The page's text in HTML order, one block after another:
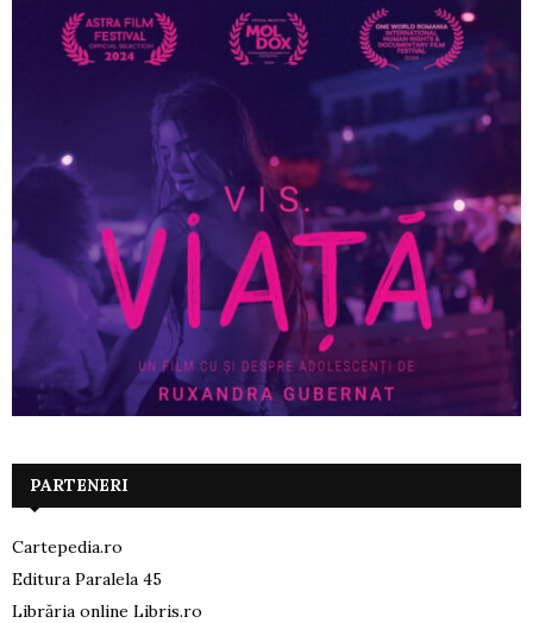
PARTENERI
Cartepedia.ro
Editura Paralela 45
Librăria online Libris.ro